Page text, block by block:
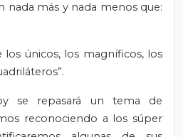
nada más y nada menos que:
los únicos, los magníficos, los
se repasará un tema de
reconociendo a los súper